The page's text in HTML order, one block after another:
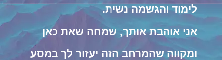
לימוד והגשמה נשית.
אני אוהבת אותך, שמחה שאת כאן
ומקווה שהמרחב הזה יעזור לך במסע